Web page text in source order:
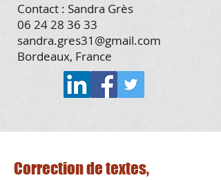
Contact : Sandra Grès
06 24 28 36 33
sandra.gres31@gmail.com
Bordeaux, France
Correction de textes,